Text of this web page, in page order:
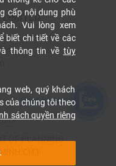
LIMITED
G, Street No. 17,
Tan Thuan
OF PLANNING
CITY
cấp nội dung phù
Vui lòng xem
biết chi tiết về các
thông tin về tùy
web, quý khách
của chúng tôi theo
sách quyền riêng
Chat hỗ trợ